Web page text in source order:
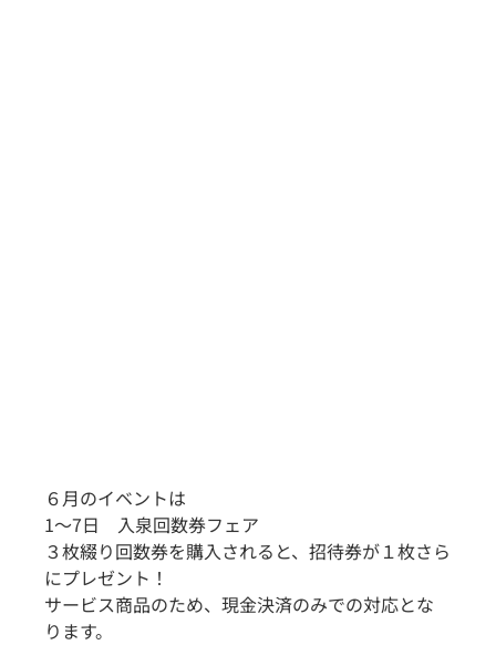
６月のイベントは
1～7日　入泉回数券フェア
３枚綴り回数券を購入されると、招待券が１枚さら
にプレゼント！
サービス商品のため、現金決済のみでの対応とな
ります。